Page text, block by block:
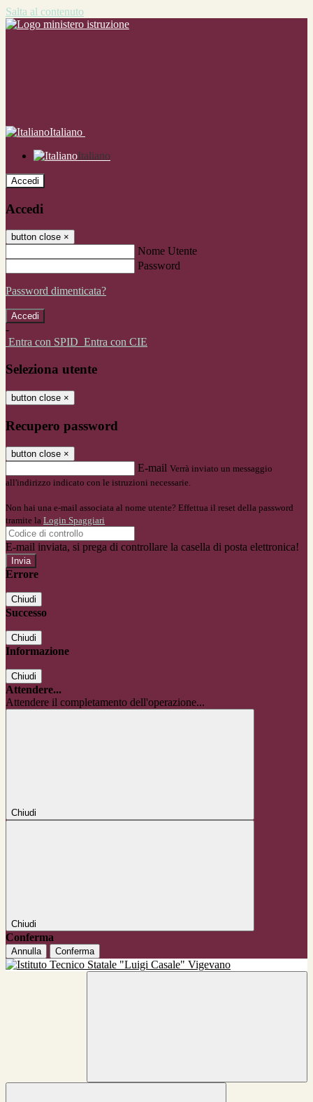
Salta al contenuto
Italiano
Italiano
Accedi
Accedi
button close ×
Nome Utente
Password
Password dimenticata?
-
Entra con SPID Entra con CIE
Seleziona utente
button close ×
Recupero password
button close ×
E-mail Verrà inviato un messaggio
all'indirizzo indicato con le istruzioni necessarie.
Non hai una e-mail associata al nome utente? Effettua il reset della password
tramite la Login Spaggiari
E-mail inviata, si prega di controllare la casella di posta elettronica!
Errore
Chiudi
Successo
Chiudi
Informazione
Chiudi
Attendere...
Attendere il completamento dell'operazione...
Chiudi
Chiudi
Conferma
Annulla Conferma